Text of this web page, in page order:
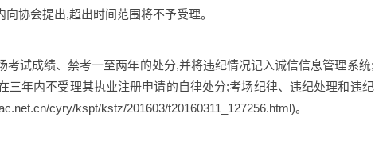
协会提出,超出时间范围将不予受理。
试成绩、禁考一至两年的处分,并将违纪情况记入诚信信息管理系统;
年内不受理其执业注册申请的自律处分;考场纪律、违纪处理和违纪
cyry/kspt/kstz/201603/t20160311_127256.html)。